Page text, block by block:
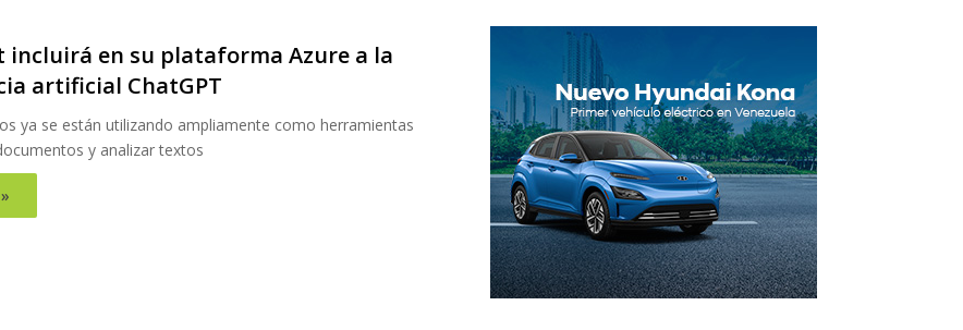
incluirá en su plataforma Azure a la
artificial ChatGPT
ya se están utilizando ampliamente como herramientas
y analizar textos